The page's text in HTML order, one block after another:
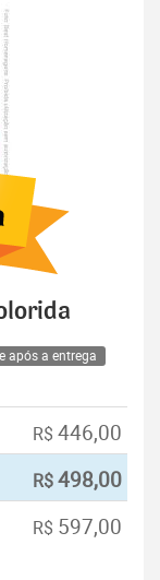
após a entrega
R$ 446,00
R$498,00
R$ 597,00